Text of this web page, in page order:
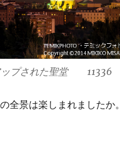
ップされた聖堂 11336
全景は楽しまれましたか。